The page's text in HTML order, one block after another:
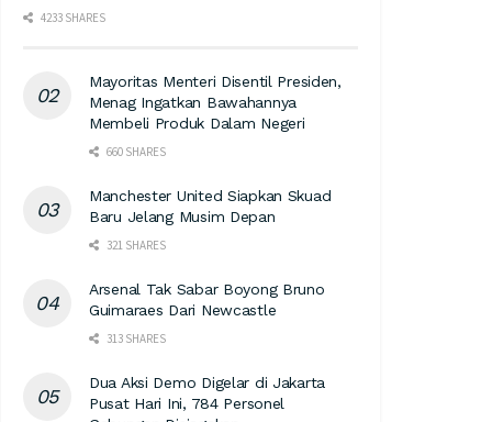
4233 SHARES
Mayoritas Menteri Disentil Presiden,
Menag Ingatkan Bawahannya
Membeli Produk Dalam Negeri
660 SHARES
Manchester United Siapkan Skuad
Baru Jelang Musim Depan
321 SHARES
Arsenal Tak Sabar Boyong Bruno
Guimaraes Dari Newcastle
313 SHARES
Dua Aksi Demo Digelar di Jakarta
Pusat Hari Ini, 784 Personel